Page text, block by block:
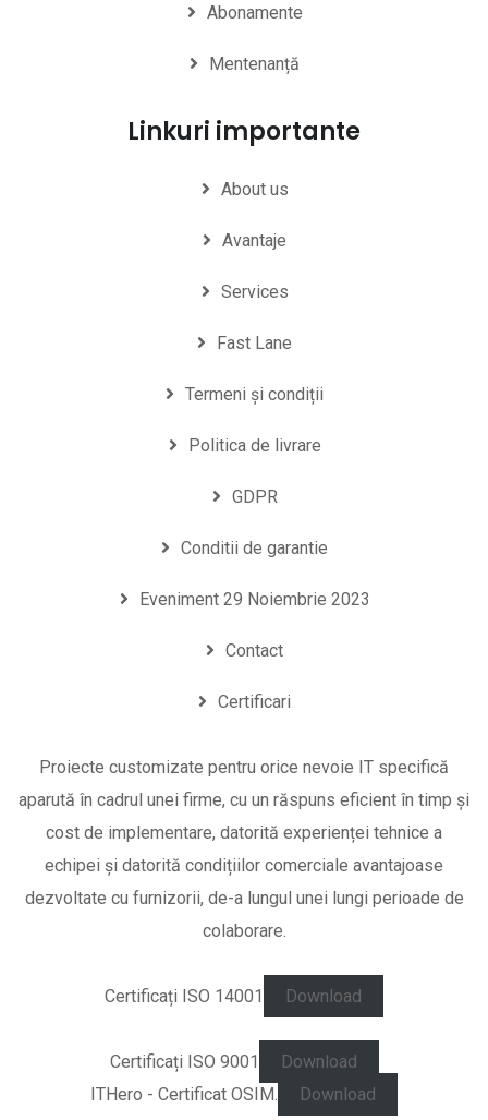
Abonamente
Mentenanță
Linkuri importante
About us
Avantaje
Services
Fast Lane
Termeni și condiții
Politica de livrare
GDPR
Conditii de garantie
Eveniment 29 Noiembrie 2023
Contact
Certificari
Proiecte customizate pentru orice nevoie IT specifică
aparută în cadrul unei firme, cu un răspuns eficient în timp și
cost de implementare, datorită experienței tehnice a
echipei și datorită condițiilor comerciale avantajoase
dezvoltate cu furnizorii, de-a lungul unei lungi perioade de
colaborare.
Certificați ISO 14001 Download
Certificați ISO 9001
Download
ITHero - Certificat OSIM.
Download